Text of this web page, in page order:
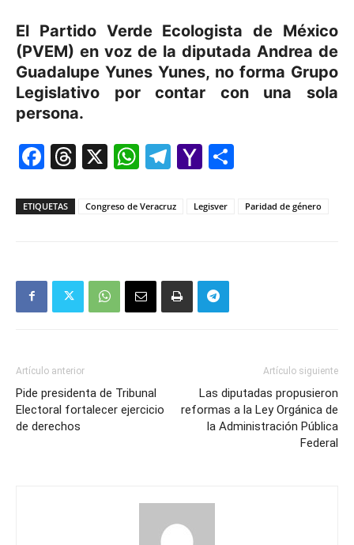
El Partido Verde Ecologista de México
(PVEM) en voz de la diputada Andrea de
Guadalupe Yunes Yunes, no forma Grupo
Legislativo por contar con una sola
persona.
Facebook
Threads
X WhatsApp
Telegram
Yahoo
ETIQUETAS Congreso de Veracruz Legisver Paridad de género
Artículo anterior
Pide presidenta de Tribunal
Electoral fortalecer ejercicio
de derechos
Artículo siguiente
Las diputadas propusieron
reformas a la Ley Orgánica de
la Administración Pública
Federal